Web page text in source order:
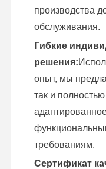
производства
обслуживания.
Гибкие
решения:
опыт, мы
так и
требованиям.
Сертификат